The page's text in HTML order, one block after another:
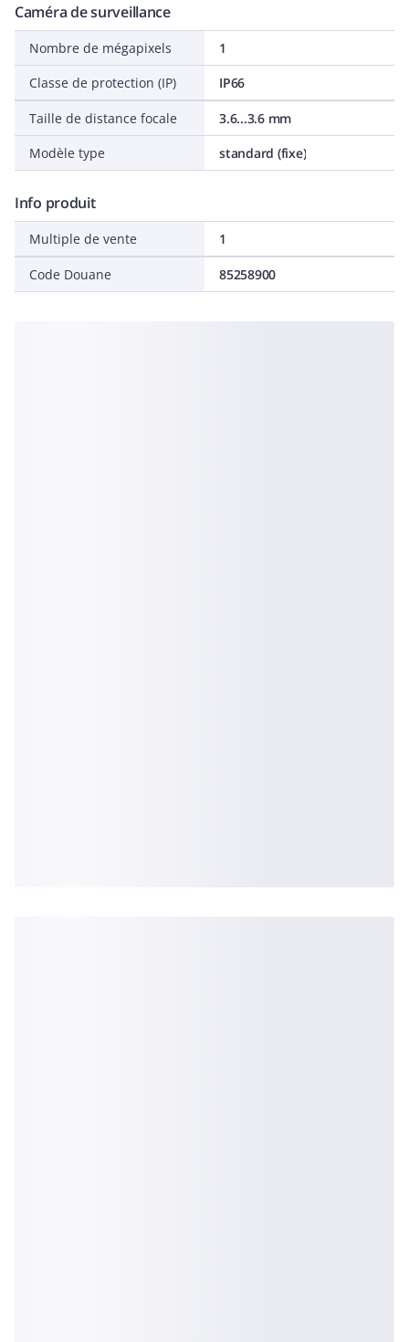
Caméra de surveillance
Nombre de mégapixels
1
Classe de protection (IP)
IP66
Taille de distance focale
3.6...3.6 mm
Modèle type
standard (fixe)
Info produit
Multiple de vente 1
Code Douane 85258900